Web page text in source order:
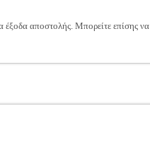
έξοδα αποστολής. Μπορείτε επίσης να